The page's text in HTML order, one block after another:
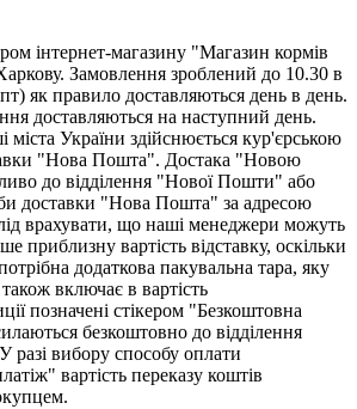
інтернет-магазину "Магазин кормів
Замовлення зроблений до 10.30 в
як правило доставляються день в день.
доставляються на наступний день.
міста України здійснюється кур'єрською
"Нова Пошта". Достака "Новою
до відділення "Нової Пошти" або
доставки "Нова Пошта" за адресою
врахувати, що наші менеджери можуть
приблизну вартість відставку, оскільки
додаткова пакувальна тара, яку
включає в вартість
позначені стікером "Безкоштовна
безкоштовно до відділення
вибору способу оплати
вартість переказу коштів